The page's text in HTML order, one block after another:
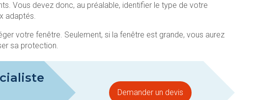
Vous devez donc, au préalable, identifier le type de votre
adaptés.
votre fenêtre. Seulement, si la fenêtre est grande, vous aurez
sa protection.
Demander un devis